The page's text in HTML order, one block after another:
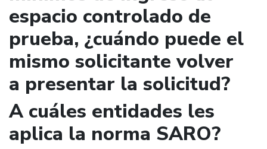
espacio controlado de
prueba, ¿cuándo puede el
mismo solicitante volver
a presentar la solicitud?
A cuáles entidades les
aplica la norma SARO?